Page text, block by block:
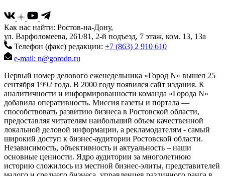
Как нас найти: Ростов-на-Дону,
ул. Варфоломеева, 261/81, 2-й подъезд, 7 этаж, ком. 13, 13а
Телефон (факс) редакции: +7 (863) 2 910 610
e-mail: n@gorodn.ru
Первый номер делового еженедельника «Город N» вышел 25
сентября 1992 года. В 2000 году появился сайт издания. К
аналитичности и информированности команда «Города N»
добавила оперативность. Миссия газеты и портала —
способствовать развитию бизнеса в Ростовской области,
предоставляя читателям наибольший объем качественной
локальной деловой информации, а рекламодателям - самый
широкий доступ к бизнес-аудитории Ростовской области.
Независимость, объективность и актуальность – наши
основные ценности. Ядро аудитории за многолетнюю
историю сложилось из местной бизнес-элиты, представителей